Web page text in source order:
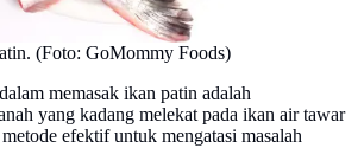
(Foto: GoMommy Foods)
memasak ikan patin adalah
yang kadang melekat pada ikan air tawar
efektif untuk mengatasi masalah